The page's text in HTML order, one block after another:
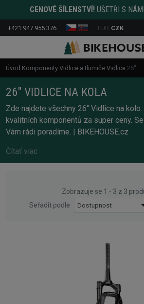
CENOVÉ ŠÍLENSTVÍ! UŠETŘI S
+421 947 955 376 EUR CZK
Úvod Komponenty Vidlice a tlumiče Vidlice 26"
26" VIDLICE NA KOLA
Zde najdete všechny 26" Vidlice na
kvalitních komponentů za super ceny.
Vám rádi poradíme. | BIKEHOUSE.cz
Čítať viac
Zobrazuje se 1 - 3 z 3
Seřadit podle
Dostupnost